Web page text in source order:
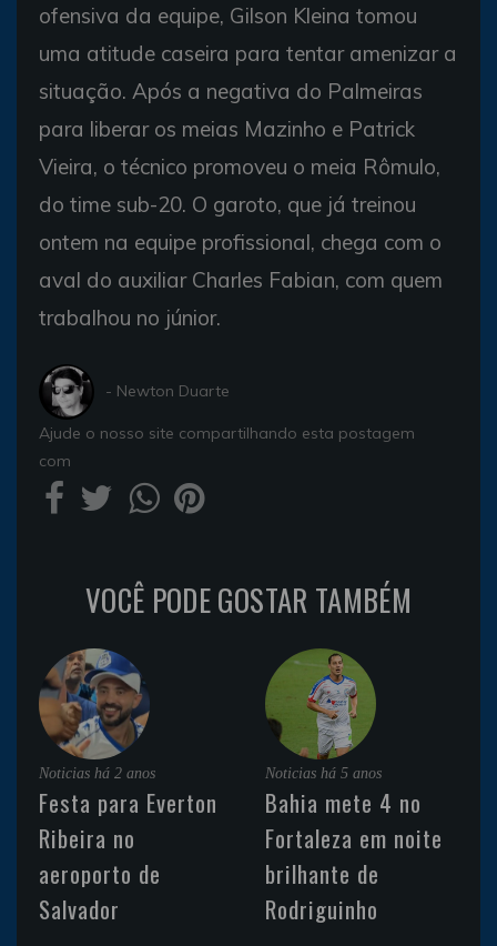
ofensiva da equipe, Gilson Kleina tomou
uma atitude caseira para tentar amenizar a
situação. Após a negativa do Palmeiras
para liberar os meias Mazinho e Patrick
Vieira, o técnico promoveu o meia Rômulo,
do time sub-20. O garoto, que já treinou
ontem na equipe profissional, chega com o
aval do auxiliar Charles Fabian, com quem
trabalhou no júnior.
- Newton Duarte
Ajude o nosso site compartilhando esta postagem
com
VOCÊ PODE GOSTAR TAMBÉM
Noticias há 2 anos
Festa para Everton
Ribeira no
aeroporto de
Salvador
Noticias há 5 anos
Bahia mete 4 no
Fortaleza em noite
brilhante de
Rodriguinho